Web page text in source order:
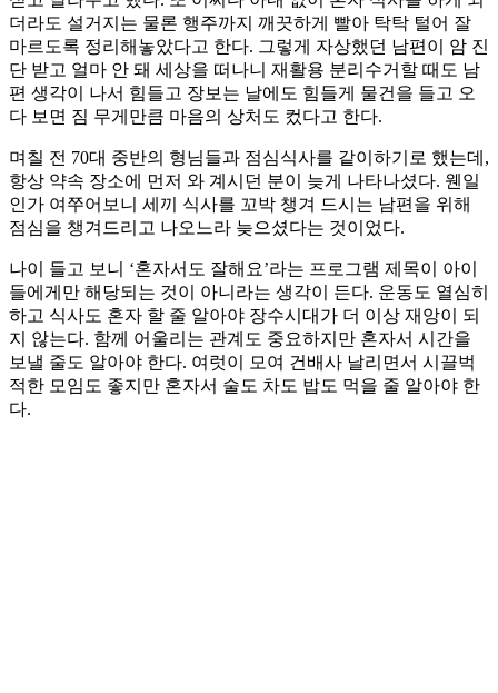
더라도 설거지는 물론 행주까지 깨끗하게 빨아 탁탁 털어 잘
마르도록 정리해놓았다고 한다. 그렇게 자상했던 남편이 암 진
단 받고 얼마 안 돼 세상을 떠나니 재활용 분리수거할 때도 남
편 생각이 나서 힘들고 장보는 날에도 힘들게 물건을 들고 오
다 보면 짐 무게만큼 마음의 상처도 컸다고 한다.
며칠 전 70대 중반의 형님들과 점심식사를 같이하기로 했는데,
항상 약속 장소에 먼저 와 계시던 분이 늦게 나타나셨다. 웬일
인가 여쭈어보니 세끼 식사를 꼬박 챙겨 드시는 남편을 위해
점심을 챙겨드리고 나오느라 늦으셨다는 것이었다.
나이 들고 보니 ‘혼자서도 잘해요’라는 프로그램 제목이 아이
들에게만 해당되는 것이 아니라는 생각이 든다. 운동도 열심히
하고 식사도 혼자 할 줄 알아야 장수시대가 더 이상 재앙이 되
지 않는다. 함께 어울리는 관계도 중요하지만 혼자서 시간을
보낼 줄도 알아야 한다. 여럿이 모여 건배사 날리면서 시끌벅
적한 모임도 좋지만 혼자서 술도 차도 밥도 먹을 줄 알아야 한
다.